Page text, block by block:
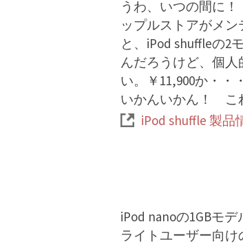
うわ、いつの間に
ップルストアがメン
と、iPod shuffleの2
んだろうけど、個人
い。￥11,900か・・
いかんいかん！ こ
iPod shuffle 製品
iPod nanoの1GBモ
ライトユーザー向け